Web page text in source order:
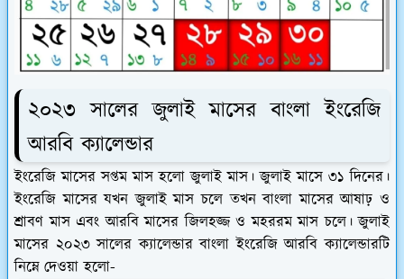
২০২৩ সালের জুলাই মাসের বাংলা ইংরেজি
আরবি ক্যালেন্ডার
ইংরেজি মাসের সপ্তম মাস হলো জুলাই মাস। জুলাই মাসে ৩১ দিনের।
ইংরেজি মাসের যখন জুলাই মাস চলে তখন বাংলা মাসের আষাঢ় ও
শ্রাবণ মাস এবং আরবি মাসের জিলহজ্জ ও মহররম মাস চলে। জুলাই
মাসের ২০২৩ সালের ক্যালেন্ডার বাংলা ইংরেজি আরবি ক্যালেন্ডারটি
নিম্নে দেওয়া হলো-